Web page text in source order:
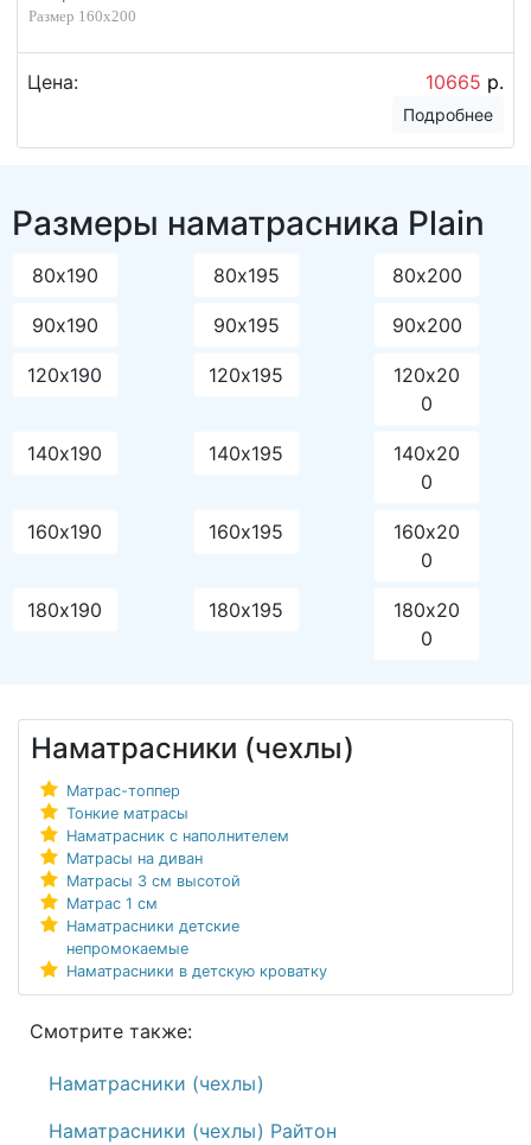
Размер 160х200
Цена: 10665 р.
Подробнее
Размеры наматрасника Plain
80х190 80х195 80х200
90х190 90х195 90х200
120х190 120х195
120х20
0
140х190 140х195
140х20
0
160х190 160х195
160х20
0
180х190 180х195
180х20
0
Наматрасники (чехлы)
Матрас-топпер
Тонкие матрасы
Наматрасник с наполнителем
Матрасы на диван
Матрасы 3 см высотой
Матрас 1 см
Наматрасники детские
непромокаемые
Наматрасники в детскую кроватку
Смотрите также:
Наматрасники (чехлы)
Наматрасники (чехлы) Райтон